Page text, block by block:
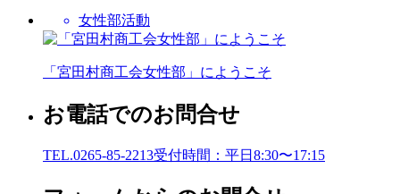
女性部活動
「宮田村商工会女性部」にようこそ
お電話でのお問合せ
TEL.0265-85-2213受付時間：平日8:30〜17:15